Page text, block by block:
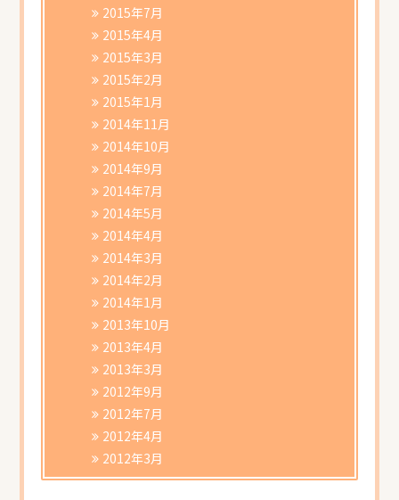
2015年7月
2015年4月
2015年3月
2015年2月
2015年1月
2014年11月
2014年10月
2014年9月
2014年7月
2014年5月
2014年4月
2014年3月
2014年2月
2014年1月
2013年10月
2013年4月
2013年3月
2012年9月
2012年7月
2012年4月
2012年3月